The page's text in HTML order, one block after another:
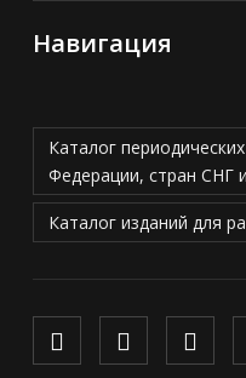
Навигация
Каталог
Федерации, стран СНГ
Каталог изданий для